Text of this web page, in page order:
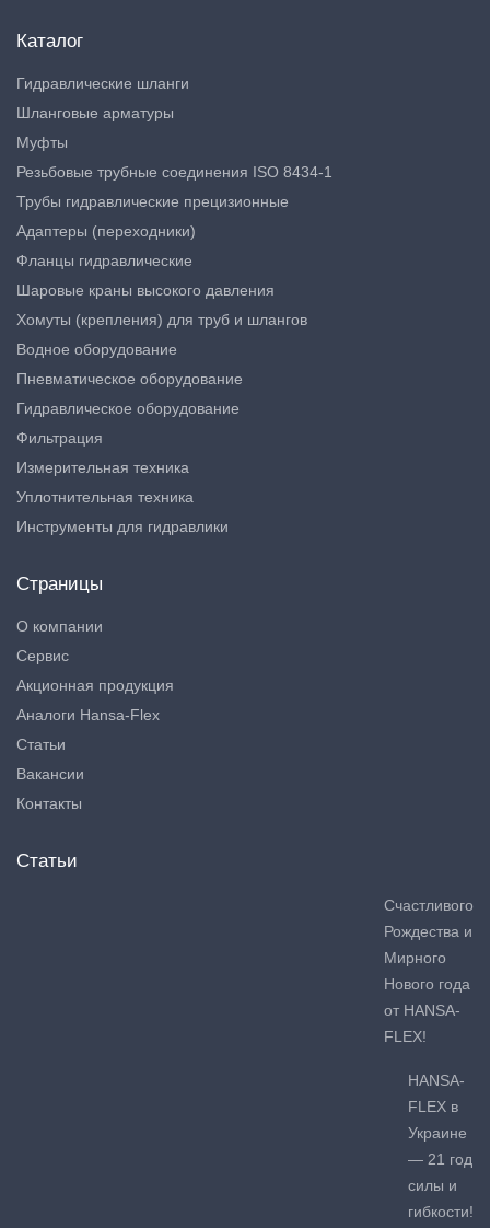
Каталог
Гидравлические шланги
Шланговые арматуры
Муфты
Резьбовые трубные соединения ISO 8434-1
Трубы гидравлические прецизионные
Адаптеры (переходники)
Фланцы гидравлические
Шаровые краны высокого давления
Хомуты (крепления) для труб и шлангов
Водное оборудование
Пневматическое оборудование
Гидравлическое оборудование
Фильтрация
Измерительная техника
Уплотнительная техника
Инструменты для гидравлики
Страницы
О компании
Сервис
Акционная продукция
Аналоги Hansa-Flex
Статьи
Вакансии
Контакты
Статьи
Счастливого
Рождества и
Мирного
Нового года
от HANSA-
FLEX!
HANSA-
FLEX в
Украине
— 21 год
силы и
гибкости!